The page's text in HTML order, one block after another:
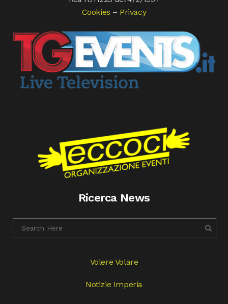
Cookies – Privacy
Ricerca News
Volere Volare
Notizie Imperia